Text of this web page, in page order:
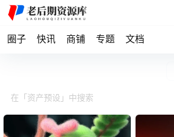
圈子 快讯 商铺 专题 文档